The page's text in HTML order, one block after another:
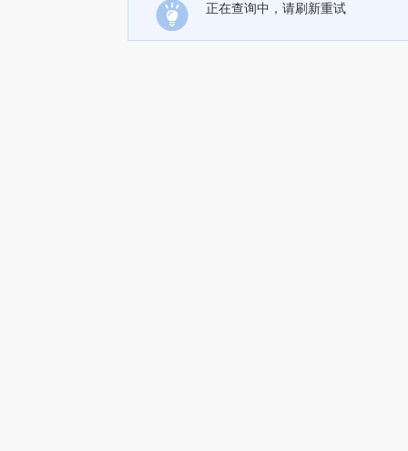
正在查询中，请刷新重试